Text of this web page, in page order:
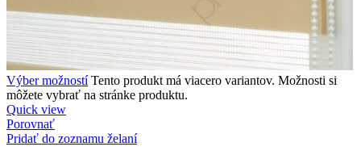
Výber možností Tento produkt má viacero variantov. Možnosti si
môžete vybrať na stránke produktu.
Quick view
Porovnať
Pridať do zoznamu želaní